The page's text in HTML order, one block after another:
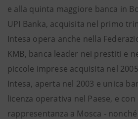
e alla quinta maggiore banca in
UPI Banka, acquisita nel primo
Intesa opera anche nella
KMB, banca leader nei prestiti e
piccole imprese acquisita nel
Intesa, aperta nel 2003 e unica
licenza operativa nel Paese, e con
rappresentanza a Mosca -